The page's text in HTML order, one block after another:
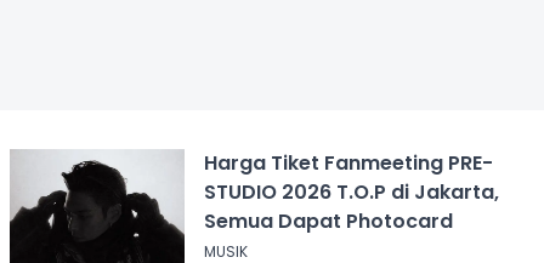
Harga Tiket Fanmeeting PRE-
STUDIO 2026 T.O.P di Jakarta,
Semua Dapat Photocard
MUSIK